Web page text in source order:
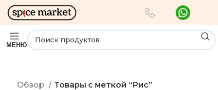
МЕНЮ
Обзор Товары с меткой “Рис”